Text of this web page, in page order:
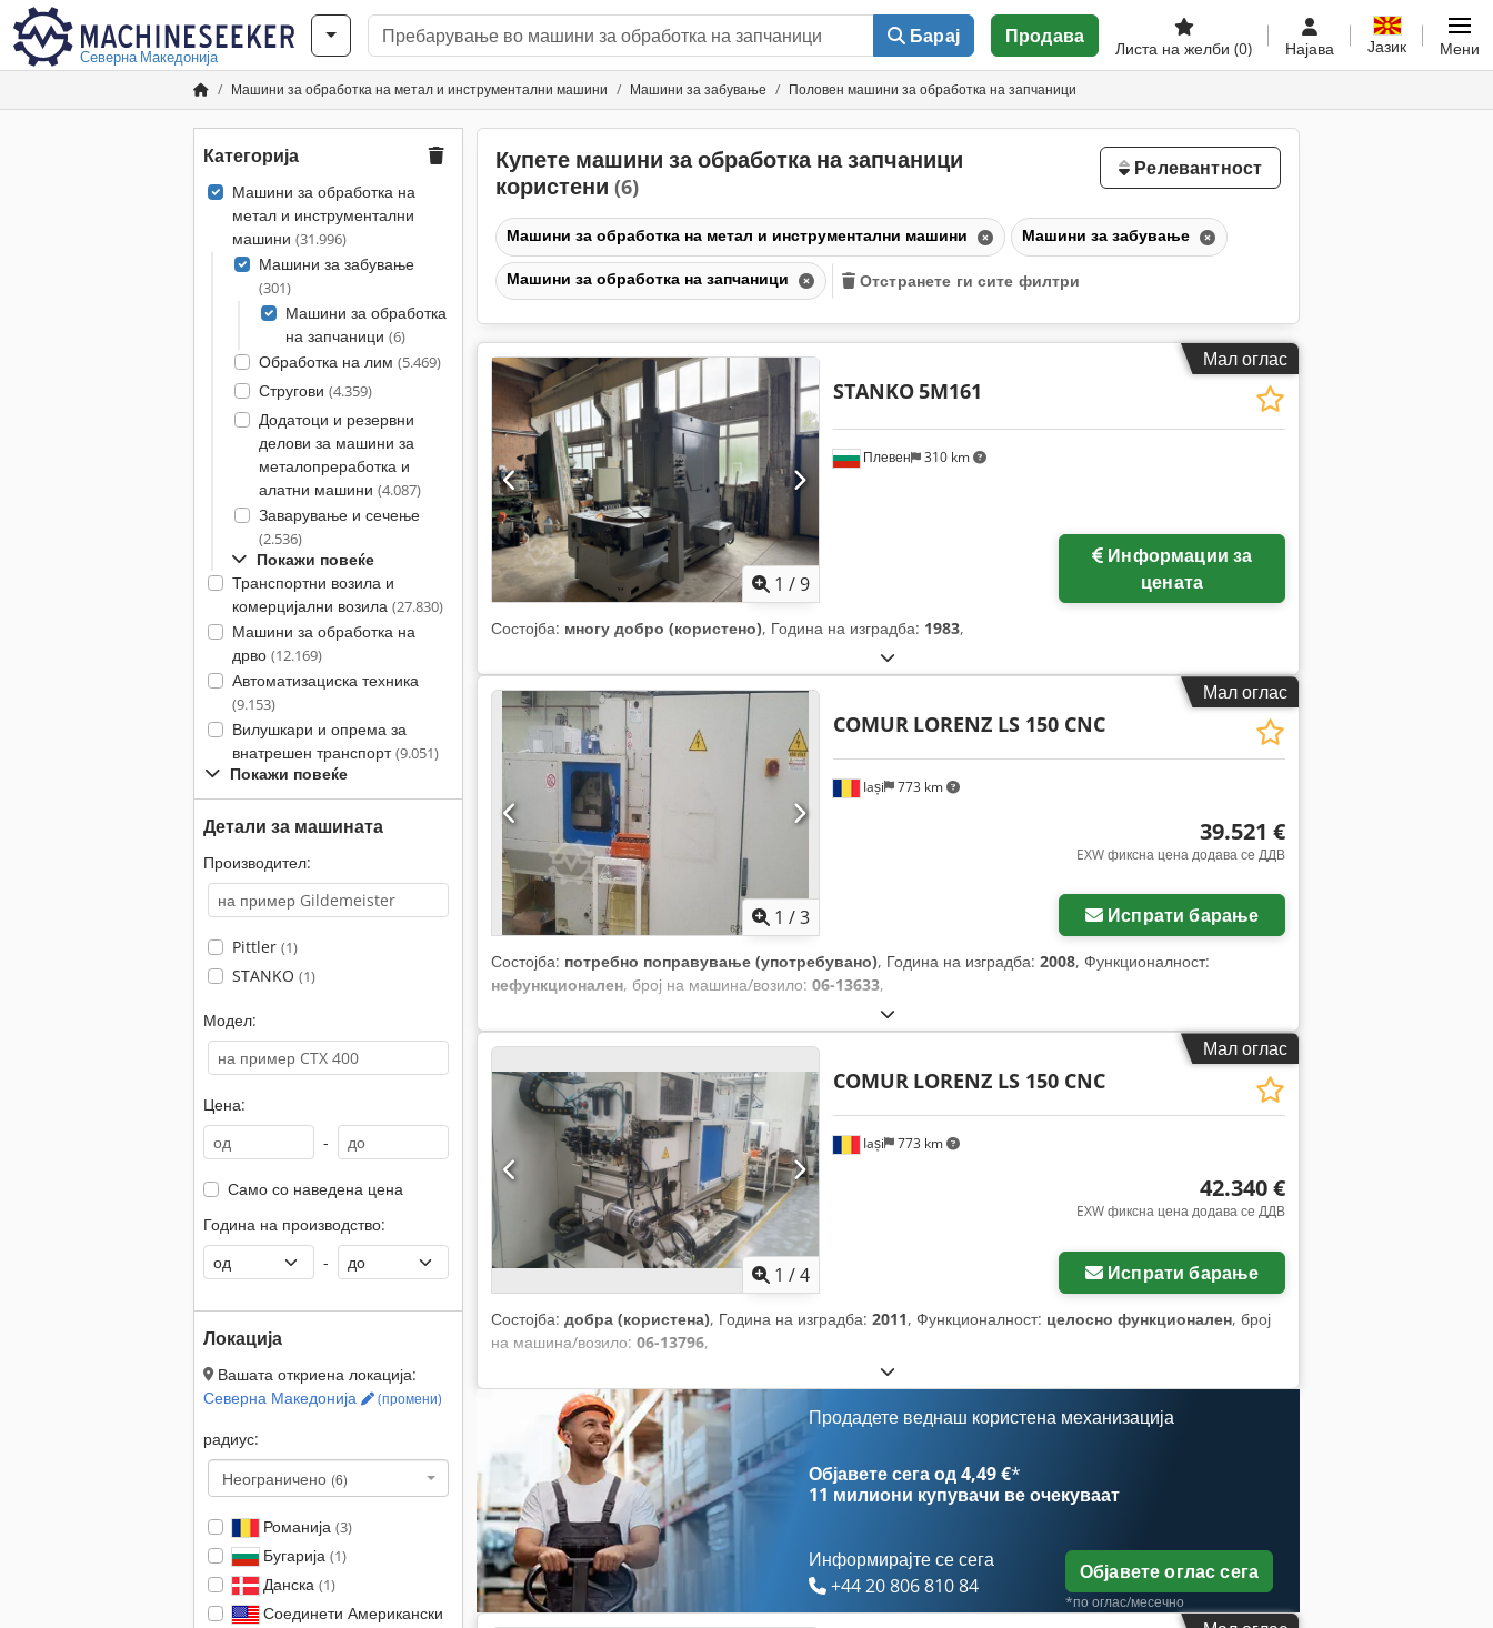
Северна Македонија
Барај Продава
Листа на желби (0) Најава Јазик Мени
Машини за обработка на метал и инструментални машини Машини за забување Половен машини за обработка на запчаници
Категорија
Машини за обработка на
метал и инструментални
машини (31.996)
Машини за забување
(301)
Машини за обработка
на запчаници (6)
Обработка на лим (5.469)
Стругови (4.359)
Додатоци и резервни
делови за машини за
металопреработка и
алатни машини (4.087)
Заварување и сечење
(2.536)
Покажи повеќе
Транспортни возила и
комерцијални возила (27.830)
Машини за обработка на
дрво (12.169)
Автоматизациска техника
(9.153)
Вилушкари и опрема за
внатрешен транспорт(9.051)
Покажи повеќе
Детали за машината
Производител:
Pittler (1)
STANKO (1)
Модел:
Цена:
-
Само со наведена цена
Година на производство:
-
Локација
Вашата откриена локација:
Северна Македонија
(промени)
радиус:
Неограничено (6)
Романија (3)
Бугарија (1)
Данска (1)
Соединети Американски
Купете машини за обработка на запчаници
користени (6)
Релевантност
Машини за обработка на метал и инструментални машини Машини за забување
Машини за обработка на запчаници Отстранете ги сите филтри
Мал оглас
1 /9
Плевен 310 km
STANKO5M161
цената
Состојба: многу добро (користено), Година на изградба: 1983,
Мал оглас
1 /3
Iași 773 km
COMUR LORENZ LS 150 CNC
39.521 €
EXW фиксна цена додава се ДДВ
Испрати барање
Состојба: потребно поправување (употребувано), Година на изградба: 2008, Функционалност:
нефункционален, број на машина/возило: 06-13633,
Мал оглас
1 /4
Iași 773 km
COMUR LORENZ LS 150 CNC
42.340 €
EXW фиксна цена додава се ДДВ
Испрати барање
Состојба: добра (користена), Година на изградба: 2011, Функционалност: целосно функционален, број
на машина/возило: 06-13796,
Продадете веднаш користена механизација
Објавете сега од 4,49 €*
11 милиони купувачи ве очекуваат
Информирајте се сега
+44 20 806 810 84
Објавете оглас сега
*по оглас/месечно